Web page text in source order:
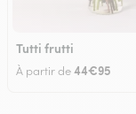
Tutti frutti
À partir de44€95